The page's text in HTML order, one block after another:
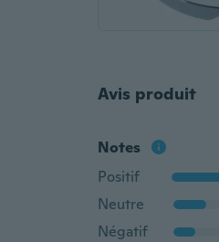
Avis produit
Notes
Positif
Neutre
Négatif